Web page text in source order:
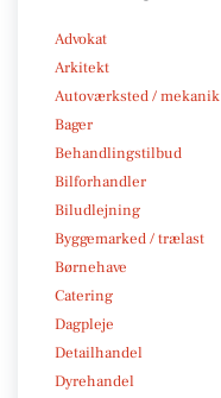
Advokat
Arkitekt
Autoværksted / mekanik
Bager
Behandlingstilbud
Bilforhandler
Biludlejning
Byggemarked / trælast
Børnehave
Catering
Dagpleje
Detailhandel
Dyrehandel